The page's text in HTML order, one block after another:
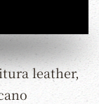
leather,